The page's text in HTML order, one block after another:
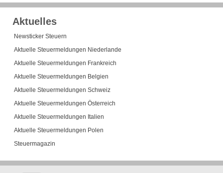
Aktuelles
Newsticker Steuern
Aktuelle Steuermeldungen Niederlande
Aktuelle Steuermeldungen Frankreich
Aktuelle Steuermeldungen Belgien
Aktuelle Steuermeldungen Schweiz
Aktuelle Steuermeldungen Österreich
Aktuelle Steuermeldungen Italien
Aktuelle Steuermeldungen Polen
Steuermagazin